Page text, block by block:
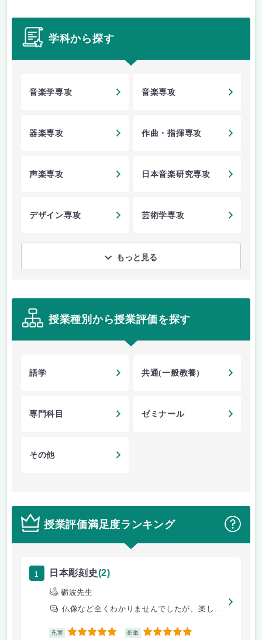
学科から探す
音楽学専攻 音楽専攻
器楽専攻 作曲・指揮専攻
声楽専攻 日本音楽研究専攻
デザイン専攻 芸術学専攻
もっと見る
授業種別から授業評価を探す
語学 共通(一般教養)
専門科目 ゼミナール
その他
授業評価満足度ランキング ？
1 日本彫刻史(2)
砺波先生
仏像など全くわかりませんでしたが、楽しく面白く語ってくださいます。
充実 5 楽単 5